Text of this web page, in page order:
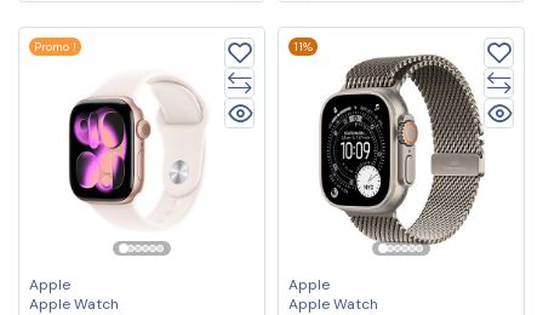
Promo !
Apple
Apple Watch
11%
Apple
Apple Watch